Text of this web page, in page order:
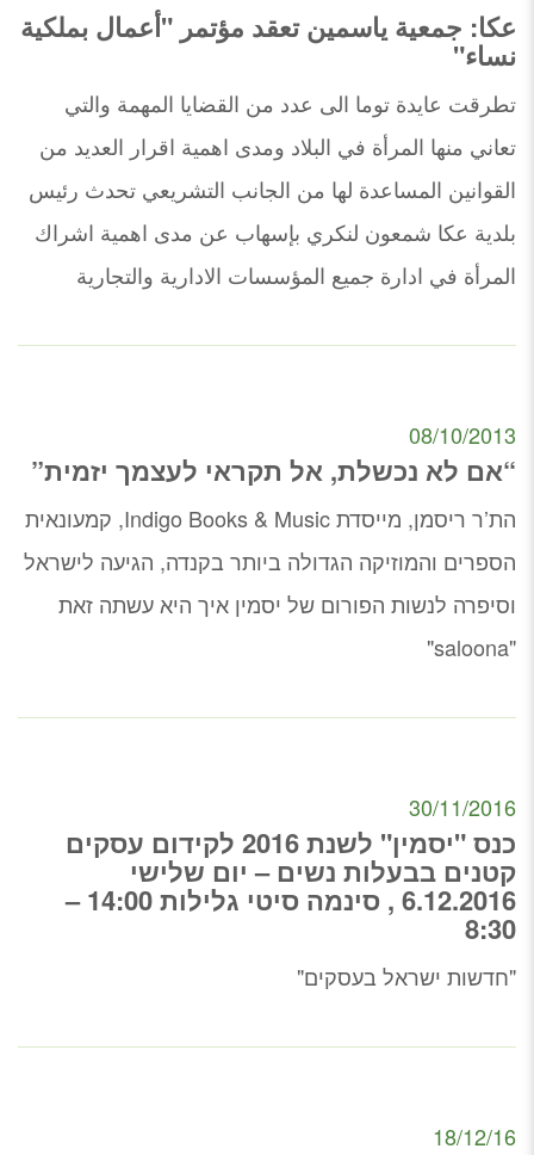
عكا: جمعية ياسمين تعقد مؤتمر "أعمال بملكية
نساء"
تطرقت عايدة توما الى عدد من القضايا المهمة والتي
تعاني منها المرأة في البلاد ومدى اهمية اقرار العديد من
القوانين المساعدة لها من الجانب التشريعي تحدث رئيس
بلدية عكا شمعون لنكري بإسهاب عن مدى اهمية اشراك
المرأة في ادارة جميع المؤسسات الادارية والتجارية
08/10/2013
“אם לא נכשלת, אל תקראי לעצמך יזמית”
הת’ר ריסמן, מייסדת Indigo Books & Music, קמעונאית
הספרים והמוזיקה הגדולה ביותר בקנדה, הגיעה לישראל
וסיפרה לנשות הפורום של יסמין איך היא עשתה זאת
"saloona"
30/11/2016
כנס "יסמין" לשנת 2016 לקידום עסקים
קטנים בבעלות נשים – יום שלישי
6.12.2016 , סינמה סיטי גלילות 14:00 –
8:30
"חדשות ישראל בעסקים"
18/12/16